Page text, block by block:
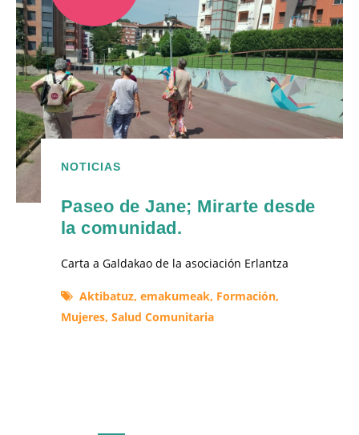
NOTICIAS
Paseo de Jane; Mirarte desde
la comunidad.
Carta a Galdakao de la asociación Erlantza
Aktibatuz, emakumeak, Formación,
Mujeres, Salud Comunitaria